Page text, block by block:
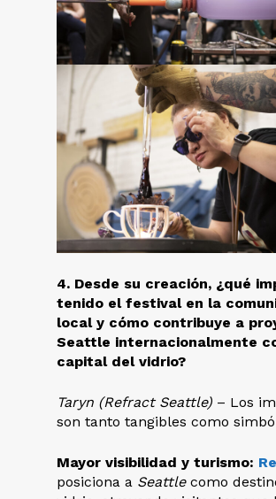
4. Desde su creación, ¿qué
tenido el festival en la
local y cómo contribuye a
Seattle internacionalmente
capital del vidrio?
Taryn (Refract Seattle) – Los
son tanto tangibles como
Mayor visibilidad y turismo:
posiciona a Seattlecomo